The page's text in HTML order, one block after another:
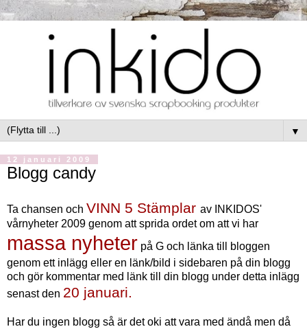
▼
12 januari 2009
Blogg candy
Ta chansen och VINN 5 Stämplar av INKIDOS'
vårnyheter 2009 genom att sprida ordet om att vi har
massa nyheter på G och länka till bloggen
genom ett inlägg eller en länk/bild i sidebaren på din blogg
och gör kommentar med länk till din blogg under detta inlägg
senast den 20 januari.
Har du ingen blogg så är det oki att vara med ändå men då